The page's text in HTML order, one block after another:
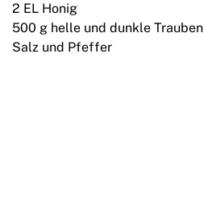
2 EL Honig
500 g helle und dunkle Trauben
Salz und Pfeffer